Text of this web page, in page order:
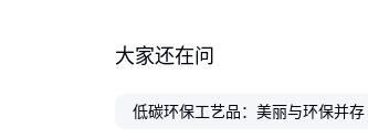
大家还在问
低碳环保工艺品：美丽与环保并存